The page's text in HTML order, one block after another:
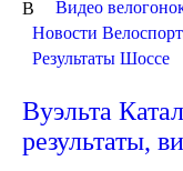
В Видео
Новости
Результаты Шоссе
Вуэльта
результаты,